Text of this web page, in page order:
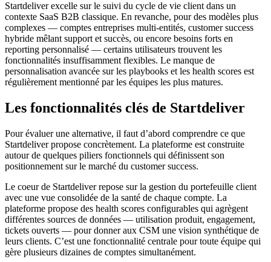
Startdeliver excelle sur le suivi du cycle de vie client dans un
contexte SaaS B2B classique. En revanche, pour des modèles plus
complexes — comptes entreprises multi-entités, customer success
hybride mêlant support et succès, ou encore besoins forts en
reporting personnalisé — certains utilisateurs trouvent les
fonctionnalités insuffisamment flexibles. Le manque de
personnalisation avancée sur les playbooks et les health scores est
régulièrement mentionné par les équipes les plus matures.
Les fonctionnalités clés de Startdeliver
Pour évaluer une alternative, il faut d’abord comprendre ce que
Startdeliver propose concrètement. La plateforme est construite
autour de quelques piliers fonctionnels qui définissent son
positionnement sur le marché du customer success.
Le coeur de Startdeliver repose sur la gestion du portefeuille client
avec une vue consolidée de la santé de chaque compte. La
plateforme propose des health scores configurables qui agrègent
différentes sources de données — utilisation produit, engagement,
tickets ouverts — pour donner aux CSM une vision synthétique de
leurs clients. C’est une fonctionnalité centrale pour toute équipe qui
gère plusieurs dizaines de comptes simultanément.